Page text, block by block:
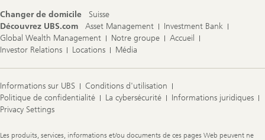
Changer de domicile
Suisse
Découvrez UBS.com
Asset Management
Investment Bank
Global Wealth Management
Notre groupe
Accueil
Investor Relations
Locations Média
Informations sur UBS
Conditions d'utilisation
Politique de confidentialité
La cybersécurité
Informations juridiques
Privacy Settings
Legal
Les produits, services, informations et/ou documents de ces pages Web peuvent ne